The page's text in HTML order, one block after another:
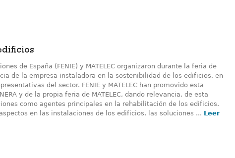
de España (FENIE) y MATELEC organizaron durante la feria de
de la empresa instaladora en la sostenibilidad de los edificios, en
del sector. FENIE y MATELEC han promovido esta
y de la propia feria de MATELEC, dando relevancia, de esta
como agentes principales en la rehabilitación de los edificios.
en las instalaciones de los edificios, las soluciones ... Leer